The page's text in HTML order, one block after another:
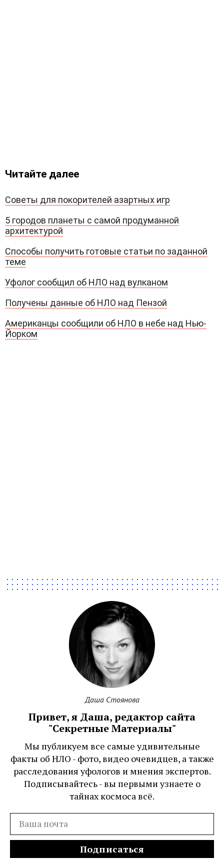
Читайте далее
Советы для покорителей азартных игр
5 городов планеты с самой продуманной
архитектурой
Способы получить готовые статьи по заданной
теме
Уфолог сообщил об НЛО над вулканом
Получены данные об НЛО над Пензой
Американцы сообщили об НЛО в небе над Нью-
Йорком
Даша Стоянова
Привет, я Даша, редактор сайта
"Секретные Материалы"
Мы публикуем все самые удивительные
факты об НЛО - фото, видео очевидцев, а также
расследования уфологов и мнения экспертов.
Подписывайтесь - вы первыми узнаете о
тайнах космоса всё.
Подписаться